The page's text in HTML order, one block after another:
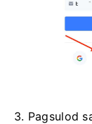
3. Pagsulod